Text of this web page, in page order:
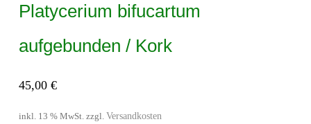
Platycerium bifucartum
aufgebunden / Kork
45,00 €
inkl. 13 % MwSt. zzgl. Versandkosten